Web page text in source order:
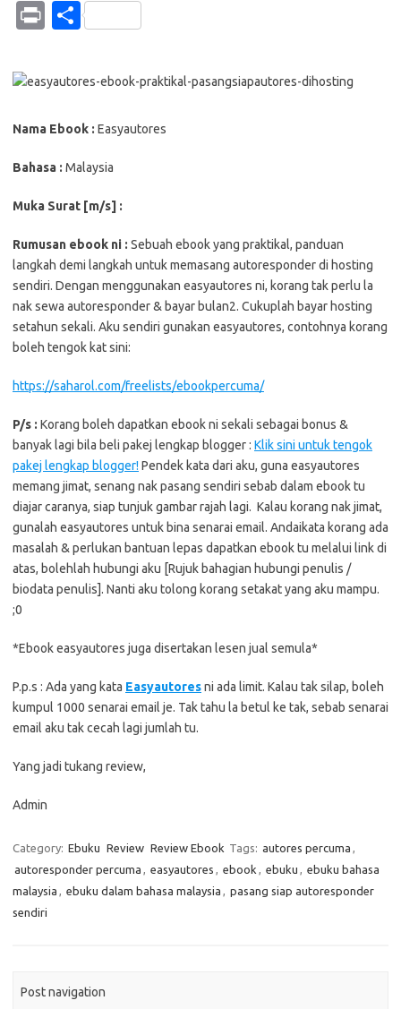
h
at
A
p
c
e
o
k
o
p
y
n
te
er
h
Pr
t
S
ar
Nama Ebook : Easyautores
Bahasa : Malaysia
Muka Surat [m/s] :
Rumusan ebook ni : Sebuah ebook yang praktikal, panduan
langkah demi langkah untuk memasang autoresponder di hosting
sendiri. Dengan menggunakan easyautores ni, korang tak perlu la
nak sewa autoresponder & bayar bulan2. Cukuplah bayar hosting
setahun sekali. Aku sendiri gunakan easyautores, contohnya korang
boleh tengok kat sini:
https://saharol.com/freelists/ebookpercuma/
P/s : Korang boleh dapatkan ebook ni sekali sebagai bonus &
banyak lagi bila beli pakej lengkap blogger : Klik sini untuk tengok
pakej lengkap blogger! Pendek kata dari aku, guna easyautores
memang jimat, senang nak pasang sendiri sebab dalam ebook tu
diajar caranya, siap tunjuk gambar rajah lagi. Kalau korang nak jimat,
gunalah easyautores untuk bina senarai email. Andaikata korang ada
masalah & perlukan bantuan lepas dapatkan ebook tu melalui link di
atas, bolehlah hubungi aku [Rujuk bahagian hubungi penulis /
biodata penulis]. Nanti aku tolong korang setakat yang aku mampu.
;0
*Ebook easyautores juga disertakan lesen jual semula*
P.p.s : Ada yang kata Easyautoresni ada limit. Kalau tak silap, boleh
kumpul 1000 senarai email je. Tak tahu la betul ke tak, sebab senarai
email aku tak cecah lagi jumlah tu.
Yang jadi tukang review,
Admin
Category: Ebuku Review Review Ebook Tags: autores percuma ,
autoresponder percuma , easyautores , ebook , ebuku , ebuku bahasa
malaysia , ebuku dalam bahasa malaysia , pasang siap autoresponder
sendiri
Post navigation